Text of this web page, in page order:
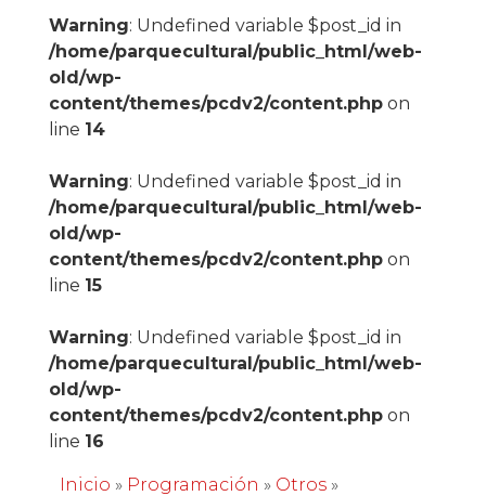
Warning: Undefined variable $post_id in
/home/parquecultural/public_html/web-
old/wp-
content/themes/pcdv2/content.phpon
line 14
Warning: Undefined variable $post_id in
/home/parquecultural/public_html/web-
old/wp-
content/themes/pcdv2/content.phpon
line 15
Warning: Undefined variable $post_id in
/home/parquecultural/public_html/web-
old/wp-
content/themes/pcdv2/content.phpon
line 16
Inicio » Programación » Otros»